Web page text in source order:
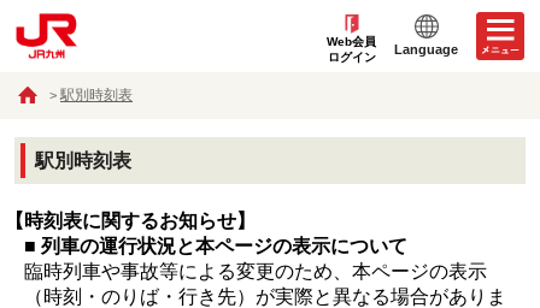
Web会員
ログイン
Language
駅別時刻表
駅別時刻表
【時刻表に関するお知らせ】
■ 列車の運行状況と本ページの表示について
臨時列車や事故等による変更のため、本ページの表示
（時刻・のりば・行き先）が実際と異なる場合がありま